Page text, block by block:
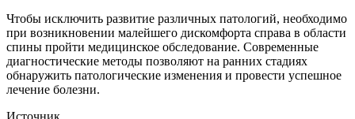
Чтобы исключить развитие различных патологий, необходимо
при возникновении малейшего дискомфорта справа в области
спины пройти медицинское обследование. Современные
диагностические методы позволяют на ранних стадиях
обнаружить патологические изменения и провести успешное
лечение болезни.